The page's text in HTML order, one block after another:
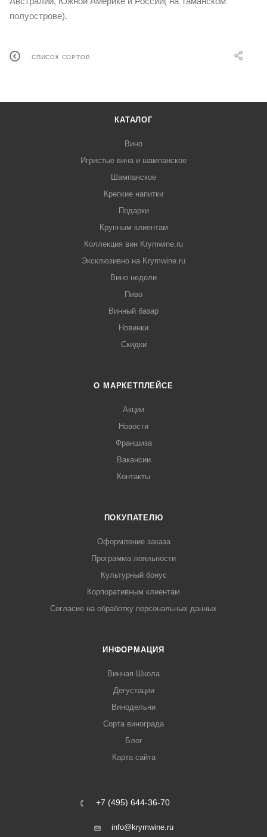
полуострове).
СПИСОК СОРТОВ
КАТАЛОГ
Вино
Игристые вина и шампанское
Шампанское
Крепкие напитки
Подарки
Крупным клиентам
Коллекция вин Krymwine.ru
Эксклюзивно на Krymwine.ru
Вино недели
Пиво
Винный базар
Новинки
Скидки
О МАРКЕТПЛЕЙСЕ
Акции
Новости
Франшиза
Вакансии
Контакты
ПОКУПАТЕЛЮ
Оформление заказа
Программа лояльности
Культурный бонус
Корпоративным клиентам
Согласие на обработку персональных данных
ИНФОРМАЦИЯ
Винная Школа
Дегустации
Винодельни
Сорта винограда
Блог
Карта сайта
+7 (495) 644-36-70
info@krymwine.ru